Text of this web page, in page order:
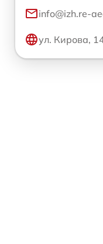
info@izh.re-
ул. Кирова,